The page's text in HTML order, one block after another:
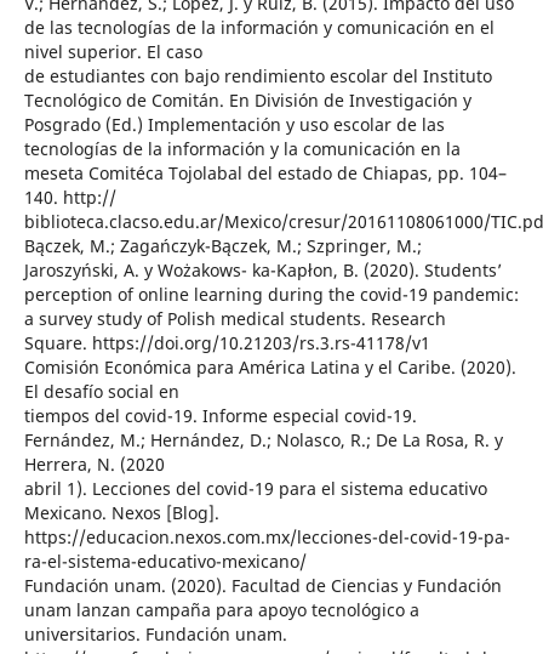
de las tecnologías de la información y comunicación en el
nivel superior. El caso
de estudiantes con bajo rendimiento escolar del Instituto
Tecnológico de Comitán. En División de Investigación y
Posgrado (Ed.) Implementación y uso escolar de las
tecnologías de la información y la comunicación en la
meseta Comitéca Tojolabal del estado de Chiapas, pp. 104–
140. http://
biblioteca.clacso.edu.ar/Mexico/cresur/20161108061000/
Bączek, M.; Zagańczyk-Bączek, M.; Szpringer, M.;
Jaroszyński, A. y Wożakows- ka-Kapłon, B. (2020). Students’
perception of online learning during the covid-19 pandemic:
a survey study of Polish medical students. Research
Square. https://doi.org/10.21203/rs.3.rs-41178/v1
Comisión Económica para América Latina y el Caribe. (2020).
El desafío social en
tiempos del covid-19. Informe especial covid-19.
Fernández, M.; Hernández, D.; Nolasco, R.; De La Rosa, R. y
Herrera, N. (2020
abril 1). Lecciones del covid-19 para el sistema educativo
Mexicano. Nexos [Blog].
https://educacion.nexos.com.mx/lecciones-del-covid-19-pa-
ra-el-sistema-educativo-mexicano/
Fundación unam. (2020). Facultad de Ciencias y Fundación
unam lanzan campaña para apoyo tecnológico a
universitarios. Fundación unam.